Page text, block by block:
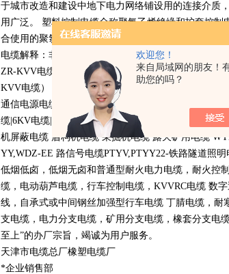
欢迎您！
来自局域网的朋友！
助您的吗？
于城市改造和建设中地下电力网络铺设用的连接介质
用广泛。 塑料控制电缆全称聚氯乙烯绝缘和护套控制
合使用的聚氯乙烯绝缘和护套的电缆工作温度为
摄
电缆解释：非标电缆，特种需要的电线电缆产品 非国
ZR-KVV电缆， ZR-VV电缆） 耐火电缆（耐火控制电
KVV电缆） 等屏蔽电力电缆 钢丝加强型电缆（
通信电源电缆（
RVVZ电缆） 矿用防暴电缆
缆 |6KV电缆 |UGF电缆 氯化聚乙烯橡套扁平电缆 露天
机屏蔽电缆 盾构机电缆 采掘机电缆 露天矿用电缆
YY,WDZ-EE 路信号电缆PTYV,PTYY22-铁路隧道照明
低烟低卤，低烟无卤和普通型耐火电力电缆，耐火控
缆，电动葫芦电缆，行车控制电缆， KVVRC电缆 数
线，自承式或中间钢丝加强型行车电缆 丁腈电缆，耐
支电缆，电力分支电缆，矿用分支电缆，橡套分支电
至上”的办厂宗旨，竭诚为用户服务。
天津市电缆总厂橡塑电缆厂
*企业销售部